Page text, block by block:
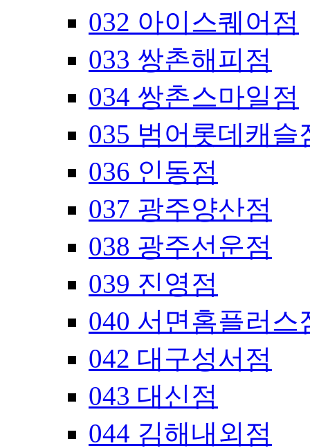
032 아이스퀘어점
033 쌍촌해피점
034 쌍촌스마일점
035 범어롯데캐슬
036 인동점
037 광주양산점
038 광주선운점
039 진영점
040 서면홈플러스
042 대구성서점
043 대신점
044 김해내외점